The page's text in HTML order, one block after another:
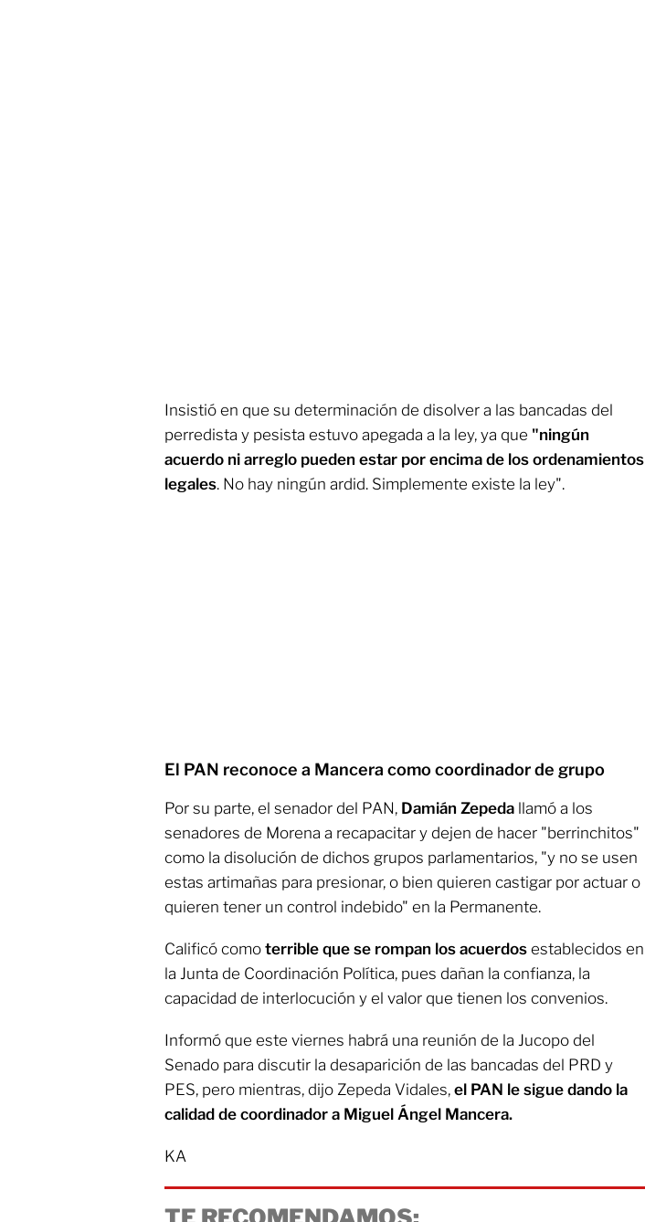
Insistió en que su determinación de disolver a las bancadas del
perredista y pesista estuvo apegada a la ley, ya que "ningún
acuerdo ni arreglo pueden estar por encima de los ordenamientos
legales. No hay ningún ardid. Simplemente existe la ley".
El PAN reconoce a Mancera como coordinador de grupo
Por su parte, el senador del PAN, Damián Zepeda llamó a los
senadores de Morena a recapacitar y dejen de hacer "berrinchitos"
como la disolución de dichos grupos parlamentarios, "y no se usen
estas artimañas para presionar, o bien quieren castigar por actuar o
quieren tener un control indebido" en la Permanente.
Calificó como terrible que se rompan los acuerdos establecidos en
la Junta de Coordinación Política, pues dañan la confianza, la
capacidad de interlocución y el valor que tienen los convenios.
Informó que este viernes habrá una reunión de la Jucopo del
Senado para discutir la desaparición de las bancadas del PRD y
PES, pero mientras, dijo Zepeda Vidales, el PAN le sigue dando la
calidad de coordinador a Miguel Ángel Mancera.
KA